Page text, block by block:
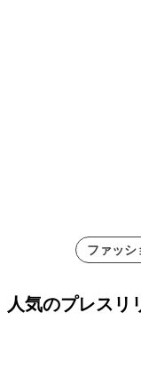
ファッシ
人気のプレスリ